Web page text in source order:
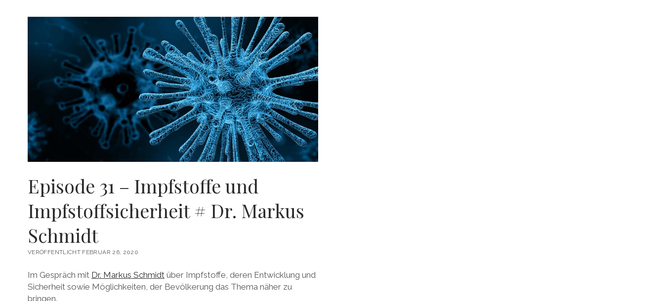
Episode 31 – Impfstoffe und
Impfstoffsicherheit # Dr. Markus
Schmidt
VERÖFFENTLICHT FEBRUAR 26, 2020
Im Gespräch mit Dr. Markus Schmidt über Impfstoffe, deren Entwicklung und
Sicherheit sowie Möglichkeiten, der Bevölkerung das Thema näher zu
bringen.